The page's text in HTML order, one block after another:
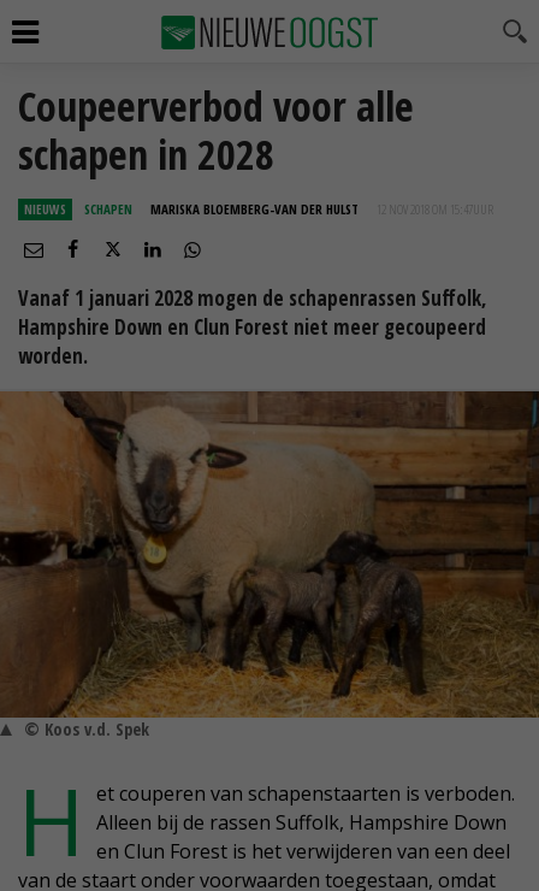
Coupeerverbod voor alle
schapen in 2028
NIEUWS SCHAPEN MARISKA BLOEMBERG-VAN DER HULST 12 NOV 2018 OM 15:47
Vanaf 1 januari 2028 mogen de schapenrassen Suffolk,
Hampshire Down en Clun Forest niet meer gecoupeerd
worden.
© Koos v.d. Spek
H
et couperen van schapenstaarten is verboden.
Alleen bij de rassen Suffolk, Hampshire Down
en Clun Forest is het verwijderen van een deel
van de staart onder voorwaarden toegestaan, omdat